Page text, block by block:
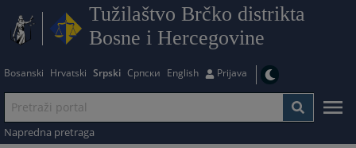
Tužilaštvo Brčko distrikta
Bosne i Hercegovine
Bosanski Hrvatski Srpski Српски English Prijava
Napredna pretraga